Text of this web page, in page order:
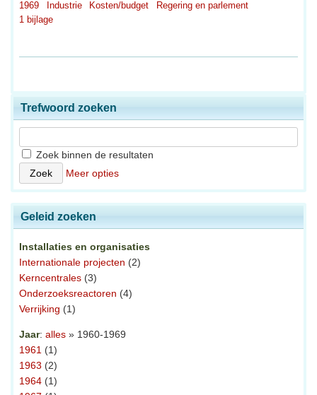
1969
Industrie Kosten/budget
Regering en parlement
1 bijlage
Trefwoord zoeken
Zoek binnen de resultaten
Meer opties
Geleid zoeken
Installaties en organisaties
Internationale projecten (2)
Kerncentrales (3)
Onderzoeksreactoren (4)
Verrijking (1)
Jaar: alles » 1960-1969
1961 (1)
1963 (2)
1964 (1)